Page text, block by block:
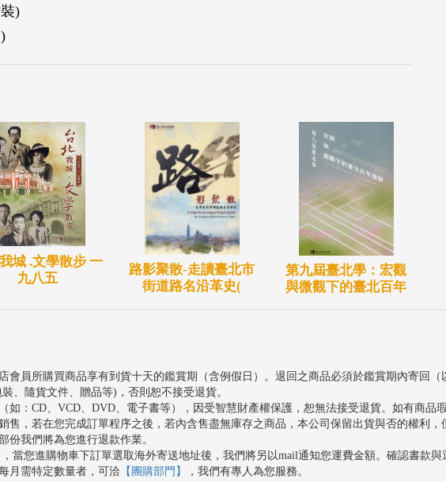
)
城 .文學散步 一
九八五
路影聚散-走讀臺北市
街道路名沿革史(
第九屆臺北學：宏觀
與微觀下的臺北百年
會員所購買商品享有到貨十天的鑑賞期（含例假日）。退回之商品必須於鑑賞期內寄回
、隨貨文件、贈品等)，否則恕不接受退貨。
如：CD、VCD、DVD、電子書等），因受智慧財產權保護，恕無法接受退貨。如有商品
售，若在您完成訂單程序之後，若內含售盡無庫存之商品，本公司保留出貨與否的權利
份我們將為您進行退款作業。
當您進購物車下訂單選取海外寄送地址後，我們將另以mail通知您運費金額。確認書款
月需特定數量者，可洽 【團購部門】 ，我們有專人為您服務。